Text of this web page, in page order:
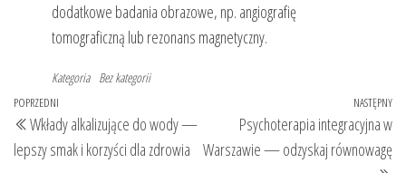
dodatkowe badania obrazowe, np. angiografię
tomograficzną lub rezonans magnetyczny.
Kategoria Bez kategorii
Nawigacja
wpisu
Poprzedni
wpis
POPRZEDNI
Wkłady alkalizujące do wody —
lepszy smak i korzyści dla zdrowia
NASTĘPNY
Psychoterapia integracyjna w
Warszawie — odzyskaj równowagę